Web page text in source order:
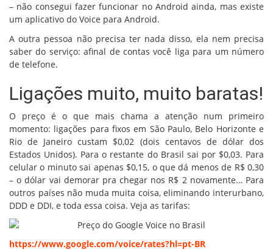
– não consegui fazer funcionar no Android ainda, mas existe
um aplicativo do Voice para Android.
A outra pessoa não precisa ter nada disso, ela nem precisa
saber do serviço: afinal de contas você liga para um número
de telefone.
Ligações muito, muito baratas!
O preço é o que mais chama a atenção num primeiro
momento: ligações para fixos em São Paulo, Belo Horizonte e
Rio de Janeiro custam $0,02 (dois centavos de dólar dos
Estados Unidos). Para o restante do Brasil sai por $0,03. Para
celular o minuto sai apenas $0,15, o que dá menos de R$ 0,30
– o dólar vai demorar pra chegar nos R$ 2 novamente… Para
outros países não muda muita coisa, eliminando interurbano,
DDD e DDI, e toda essa coisa. Veja as tarifas:
https://www.google.com/voice/rates?hl=pt-BR